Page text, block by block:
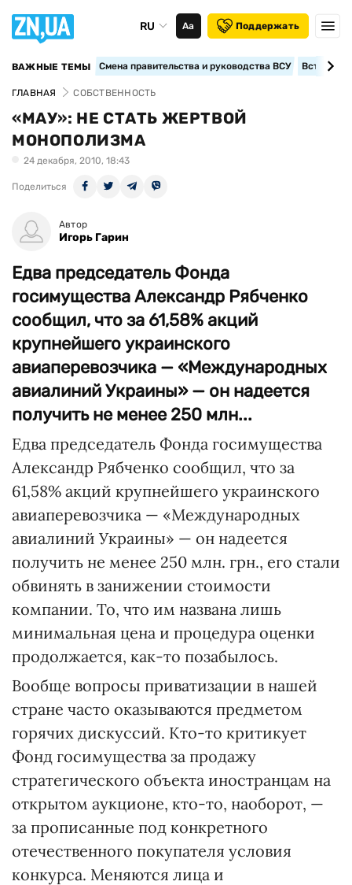
RU Аа Поддержать
ВАЖНЫЕ ТЕМЫ Смена правительства и руководства ВСУ
ГЛАВНАЯ СОБСТВЕННОСТЬ
«МАУ»: НЕ СТАТЬ ЖЕРТВОЙ
МОНОПОЛИЗМА
24 декабря, 2010, 18:43
Поделиться
Автор
Игорь Гарин
Едва председатель Фонда
госимущества Александр Рябченко
сообщил, что за 61,58% акций
крупнейшего украинского
авиаперевозчика — «Международных
авиалиний Украины» — он надеется
получить не менее 250 млн...
Едва председатель Фонда госимущества
Александр Рябченко сообщил, что за
61,58% акций крупнейшего украинского
авиаперевозчика — «Международных
авиалиний Украины» — он надеется
получить не менее 250 млн. грн., его стали
обвинять в занижении стоимости
компании. То, что им названа лишь
минимальная цена и процедура оценки
продолжается, как-то позабылось.
Вообще вопросы приватизации в нашей
стране часто оказываются предметом
горячих дискуссий. Кто-то критикует
Фонд госимущества за продажу
стратегического объекта иностранцам на
открытом аукционе, кто-то, наоборот, —
за прописанные под конкретного
отечественного покупателя условия
конкурса. Меняются лица и